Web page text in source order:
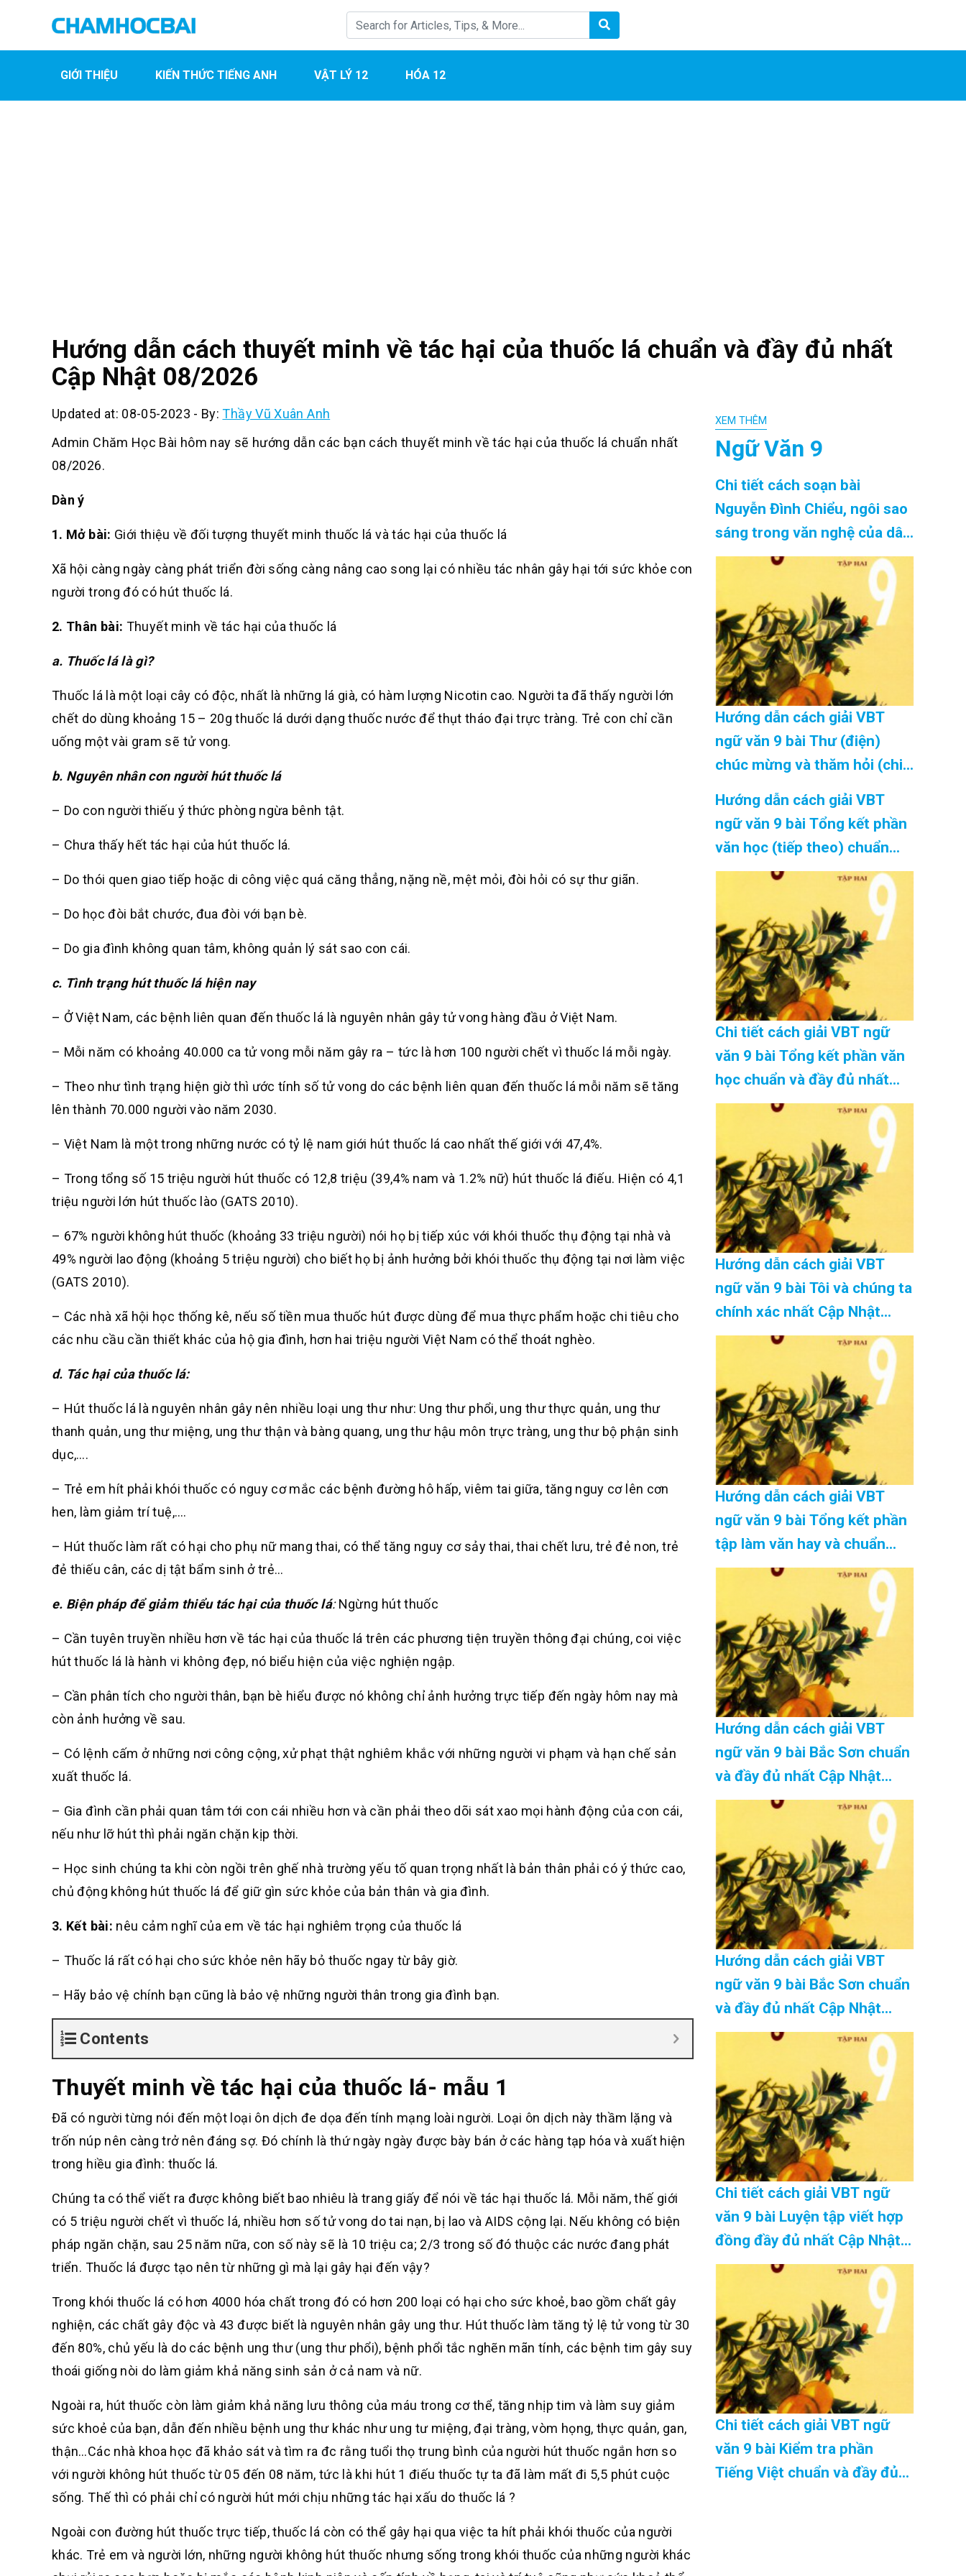
GIỚI THIỆU KIẾN THỨC TIẾNG ANH VẬT LÝ 12 HÓA 12
Hướng dẫn cách thuyết minh về tác hại của thuốc lá chuẩn và đầy đủ nhất
Cập Nhật 08/2026
Updated at: 08-05-2023 - By:Thầy Vũ Xuân Anh
Admin Chăm Học Bài hôm nay sẽ hướng dẫn các bạn cách thuyết minh về tác hại của thuốc lá chuẩn nhất
08/2026.
Dàn ý
1. Mở bài: Giới thiệu về đối tượng thuyết minh thuốc lá và tác hại của thuốc lá
Xã hội càng ngày càng phát triển đời sống càng nâng cao song lại có nhiều tác nhân gây hại tới sức khỏe con
người trong đó có hút thuốc lá.
2. Thân bài: Thuyết minh về tác hại của thuốc lá
a. Thuốc lá là gì?
Thuốc lá là một loại cây có độc, nhất là những lá già, có hàm lượng Nicotin cao. Người ta đã thấy người lớn
chết do dùng khoảng 15 – 20g thuốc lá dưới dạng thuốc nước để thụt tháo đại trực tràng. Trẻ con chỉ cần
uống một vài gram sẽ tử vong.
b. Nguyên nhân con người hút thuốc lá
– Do con người thiếu ý thức phòng ngừa bênh tật.
– Chưa thấy hết tác hại của hút thuốc lá.
– Do thói quen giao tiếp hoặc di công việc quá căng thẳng, nặng nề, mệt mỏi, đòi hỏi có sự thư giãn.
– Do học đòi bắt chước, đua đòi với bạn bè.
– Do gia đình không quan tâm, không quản lý sát sao con cái.
c. Tình trạng hút thuốc lá hiện nay
– Ở Việt Nam, các bệnh liên quan đến thuốc lá là nguyên nhân gây tử vong hàng đầu ở Việt Nam.
– Mỗi năm có khoảng 40.000 ca tử vong mỗi năm gây ra – tức là hơn 100 người chết vì thuốc lá mỗi ngày.
– Theo như tình trạng hiện giờ thì ước tính số tử vong do các bệnh liên quan đến thuốc lá mỗi năm sẽ tăng
lên thành 70.000 người vào năm 2030.
– Việt Nam là một trong những nước có tỷ lệ nam giới hút thuốc lá cao nhất thế giới với 47,4%.
– Trong tổng số 15 triệu người hút thuốc có 12,8 triệu (39,4% nam và 1.2% nữ) hút thuốc lá điếu. Hiện có 4,1
triệu người lớn hút thuốc lào (GATS 2010).
– 67% người không hút thuốc (khoảng 33 triệu người) nói họ bị tiếp xúc với khói thuốc thụ động tại nhà và
49% người lao động (khoảng 5 triệu người) cho biết họ bị ảnh hưởng bởi khói thuốc thụ động tại nơi làm việc
(GATS 2010).
– Các nhà xã hội học thống kê, nếu số tiền mua thuốc hút được dùng để mua thực phẩm hoặc chi tiêu cho
các nhu cầu cần thiết khác của hộ gia đình, hơn hai triệu người Việt Nam có thể thoát nghèo.
d. Tác hại của thuốc lá:
– Hút thuốc lá là nguyên nhân gây nên nhiều loại ung thư như: Ung thư phổi, ung thư thực quản, ung thư
thanh quản, ung thư miệng, ung thư thận và bàng quang, ung thư hậu môn trực tràng, ung thư bộ phận sinh
dục,….
– Trẻ em hít phải khói thuốc có nguy cơ mắc các bệnh đường hô hấp, viêm tai giữa, tăng nguy cơ lên cơn
hen, làm giảm trí tuệ,….
– Hút thuốc làm rất có hại cho phụ nữ mang thai, có thể tăng nguy cơ sảy thai, thai chết lưu, trẻ đẻ non, trẻ
đẻ thiếu cân, các dị tật bẩm sinh ở trẻ…
e. Biện pháp để giảm thiểu tác hại của thuốc lá:Ngừng hút thuốc
– Cần tuyên truyền nhiều hơn về tác hại của thuốc lá trên các phương tiện truyền thông đại chúng, coi việc
hút thuốc lá là hành vi không đẹp, nó biểu hiện của việc nghiện ngập.
– Cần phân tích cho người thân, bạn bè hiểu được nó không chỉ ảnh hưởng trực tiếp đến ngày hôm nay mà
còn ảnh hưởng về sau.
– Có lệnh cấm ở những nơi công cộng, xử phạt thật nghiêm khắc với những người vi phạm và hạn chế sản
xuất thuốc lá.
– Gia đình cần phải quan tâm tới con cái nhiều hơn và cần phải theo dõi sát xao mọi hành động của con cái,
nếu như lỡ hút thì phải ngăn chặn kịp thời.
– Học sinh chúng ta khi còn ngồi trên ghế nhà trường yếu tố quan trọng nhất là bản thân phải có ý thức cao,
chủ động không hút thuốc lá để giữ gìn sức khỏe của bản thân và gia đình.
3. Kết bài: nêu cảm nghĩ của em về tác hại nghiêm trọng của thuốc lá
– Thuốc lá rất có hại cho sức khỏe nên hãy bỏ thuốc ngay từ bây giờ.
– Hãy bảo vệ chính bạn cũng là bảo vệ những người thân trong gia đình bạn.
Contents
Thuyết minh về tác hại của thuốc lá- mẫu 1
Đã có người từng nói đến một loại ôn dịch đe dọa đến tính mạng loài người. Loại ôn dịch này thầm lặng và
trốn núp nên càng trở nên đáng sợ. Đó chính là thứ ngày ngày được bày bán ở các hàng tạp hóa và xuất hiện
trong hiều gia đình: thuốc lá.
Chúng ta có thể viết ra được không biết bao nhiêu là trang giấy để nói về tác hại thuốc lá. Mỗi năm, thế giới
có 5 triệu người chết vì thuốc lá, nhiều hơn số tử vong do tai nạn, bị lao và AIDS cộng lại. Nếu không có biện
pháp ngăn chặn, sau 25 năm nữa, con số này sẽ là 10 triệu ca; 2/3 trong số đó thuộc các nước đang phát
triển. Thuốc lá được tạo nên từ những gì mà lại gây hại đến vậy?
Trong khói thuốc lá có hơn 4000 hóa chất trong đó có hơn 200 loại có hại cho sức khoẻ, bao gồm chất gây
nghiện, các chất gây độc và 43 được biết là nguyên nhân gây ung thư. Hút thuốc làm tăng tỷ lệ tử vong từ 30
đến 80%, chủ yếu là do các bệnh ung thư (ung thư phổi), bệnh phổi tắc nghẽn mãn tính, các bệnh tim gây suy
thoái giống nòi do làm giảm khả năng sinh sản ở cả nam và nữ.
Ngoài ra, hút thuốc còn làm giảm khả năng lưu thông của máu trong cơ thể, tăng nhịp tim và làm suy giảm
sức khoẻ của bạn, dẫn đến nhiều bệnh ung thư khác như ung tư miệng, đại tràng, vòm họng, thực quản, gan,
thận…Các nhà khoa học đã khảo sát và tìm ra đc rằng tuổi thọ trung bình của người hút thuốc ngắn hơn so
với người không hút thuốc từ 05 đến 08 năm, tức là khi hút 1 điếu thuốc tự ta đã làm mất đi 5,5 phút cuộc
sống. Thế thì có phải chỉ có người hút mới chịu những tác hại xấu do thuốc lá ?
Ngoài con đường hút thuốc trực tiếp, thuốc lá còn có thể gây hại qua việc ta hít phải khói thuốc của người
khác. Trẻ em và người lớn, những người không hút thuốc nhưng sống trong khói thuốc của những người khác
XEM THÊM
Ngữ Văn 9
Chi tiết cách soạn bài
Nguyễn Đình Chiểu, ngôi sao
sáng trong văn nghệ của dân
tộc siêu ngắn chính xác nhất
Hướng dẫn cách giải VBT
ngữ văn 9 bài Thư (điện)
chúc mừng và thăm hỏi (chi
08/2026
Hướng dẫn cách giải VBT
ngữ văn 9 bài Tổng kết phần
văn học (tiếp theo) chuẩn
nhất Cập Nhật 08/2026
Chi tiết cách giải VBT ngữ
văn 9 bài Tổng kết phần văn
học chuẩn và đầy đủ nhất
Cập Nhật 08/2026
Hướng dẫn cách giải VBT
ngữ văn 9 bài Tôi và chúng ta
chính xác nhất Cập Nhật
08/2026
Hướng dẫn cách giải VBT
ngữ văn 9 bài Tổng kết phần
tập làm văn hay và chuẩn
nhất Cập Nhật 08/2026
Hướng dẫn cách giải VBT
ngữ văn 9 bài Bắc Sơn chuẩn
và đầy đủ nhất Cập Nhật
08/2026
Hướng dẫn cách giải VBT
ngữ văn 9 bài Bắc Sơn chuẩn
và đầy đủ nhất Cập Nhật
08/2026
Chi tiết cách giải VBT ngữ
văn 9 bài Luyện tập viết hợp
đồng đầy đủ nhất Cập Nhật
08/2026
Chi tiết cách giải VBT ngữ
văn 9 bài Kiểm tra phần
Tiếng Việt chuẩn và đầy đủ